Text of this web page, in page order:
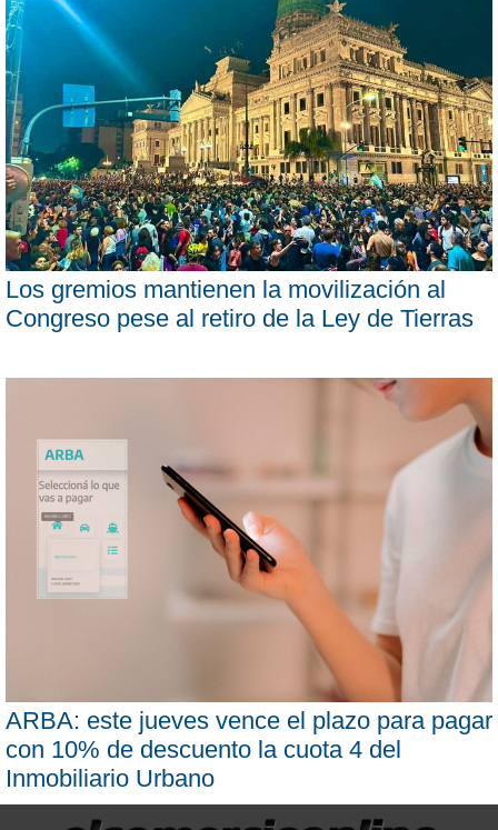
Los gremios mantienen la movilización al
Congreso pese al retiro de la Ley de Tierras
ARBA: este jueves vence el plazo para pagar
con 10% de descuento la cuota 4 del
Inmobiliario Urbano